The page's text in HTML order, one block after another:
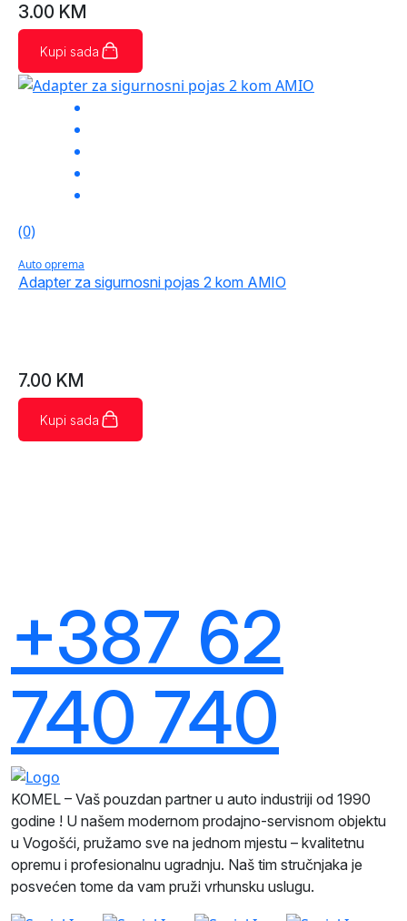
3.00 KM
Kupi sada
(0)
Auto oprema
Adapter za sigurnosni pojas 2 kom AMIO
7.00 KM
Kupi sada
+387 62
740 740
KOMEL – Vaš pouzdan partner u auto industriji od 1990
godine ! U našem modernom prodajno-servisnom objektu
u Vogošći, pružamo sve na jednom mjestu – kvalitetnu
opremu i profesionalnu ugradnju. Naš tim stručnjaka je
posvećen tome da vam pruži vrhunsku uslugu.